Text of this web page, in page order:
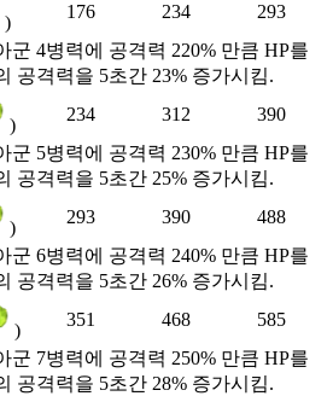
)
176 234
293
군 4병력에 공격력 220% 만큼 HP를
공격력을 5초간 23% 증가시킴.
)
234 312
390
군 5병력에 공격력 230% 만큼 HP를
공격력을 5초간 25% 증가시킴.
)
293 390
488
군 6병력에 공격력 240% 만큼 HP를
공격력을 5초간 26% 증가시킴.
)
351 468
585
군 7병력에 공격력 250% 만큼 HP를
공격력을 5초간 28% 증가시킴.